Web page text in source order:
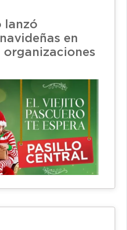
lanzó
en
organizaciones